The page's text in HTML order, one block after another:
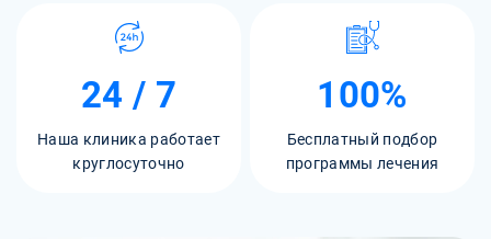
24 / 7
Наша клиника работает
круглосуточно
100%
Бесплатный подбор
программы лечения